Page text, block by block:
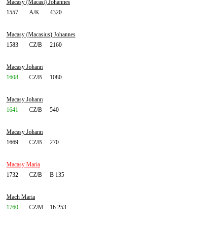
Macasy (Macasi) Johannes
1557
A/K 4320
Macasy (Macasius) Johannes
1583
CZ/B 2160
Macasy Johann
1608
CZ/B 1080
Macasy Johann
1641
CZ/B 540
Macasy Johann
1669
CZ/B 270
Macasy Maria
1732
CZ/B B 135
Mach Maria
1760
CZ/M 1b 253